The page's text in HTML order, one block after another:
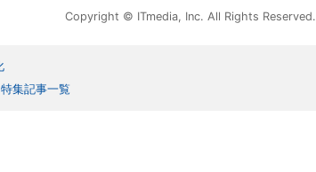
Copyright © ITmedia, Inc. All Rights Reserved.
特集記事一覧